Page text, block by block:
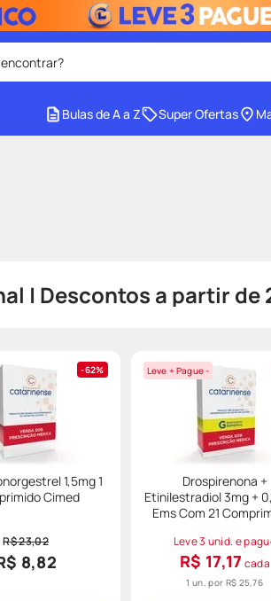
Bulas de A a Z Super Ofertas
| Descontos a partir de
62%
1,5mg 1
Cimed
R$ 23,02
8,82
Leve + Pague -
Drospirenona +
Etinilestradiol 3mg +
Ems Com 21
Leve 3 unid. e
R$ 17,17 cada
1 un. por R$ 25,76